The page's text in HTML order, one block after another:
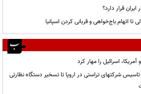
قرار دارد؟
تا اتهام باج‌خواهی و قربانی کردن اسپانیا
اسرائیل را مهار کرد
شرکتهای تراستی در اروپا تا تسخیر دستگاه نظارتی